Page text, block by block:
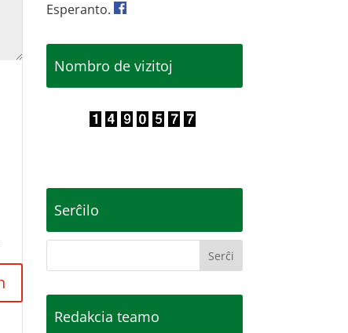
Esperanto.
Nombro de vizitoj
Serĉilo
Redakcia teamo